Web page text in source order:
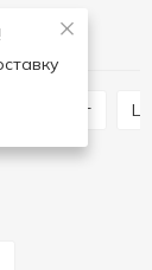
та батат